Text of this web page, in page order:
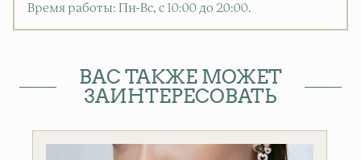
Время работы: Пн-Вс, с 10:00 до 20:00.
ВАС ТАКЖЕ МОЖЕТ
ЗАИНТЕРЕСОВАТЬ